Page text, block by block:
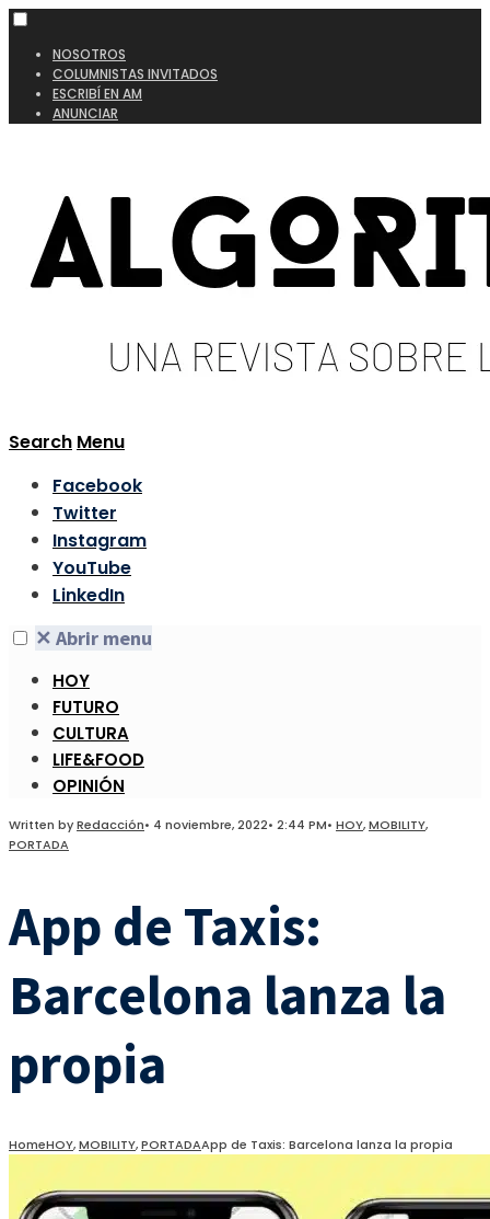
NOSOTROS
COLUMNISTAS INVITADOS
ESCRIBÍ EN AM
ANUNCIAR
Search Menu
Facebook
Twitter
Instagram
YouTube
LinkedIn
✕ Abrir menu
HOY
FUTURO
CULTURA
LIFE&FOOD
OPINIÓN
Written byRedacción• 4 noviembre, 2022• 2:44 PM• HOY,MOBILITY,
PORTADA
App de Taxis:
Barcelona lanza la
propia
HomeHOY,MOBILITY,PORTADAApp de Taxis: Barcelona lanza la propia